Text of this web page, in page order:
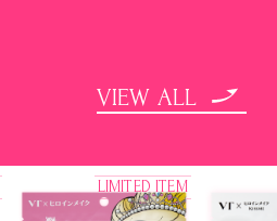
VIEW ALL
LIMITED ITEM